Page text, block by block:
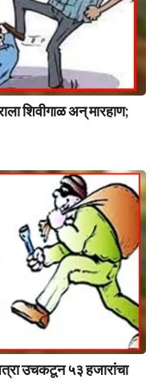
शिवीगाळ अन् मारहाण;
उचकटून ५३ हजारांचा